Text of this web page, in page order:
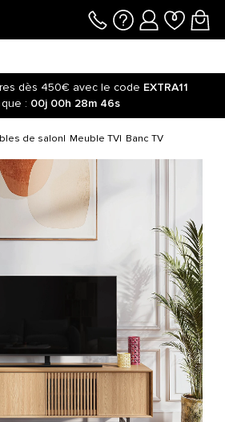
dès 450€ avec le code EXTRA11
: 00j 00h 28m 46s
de salon Meuble TV Banc TV